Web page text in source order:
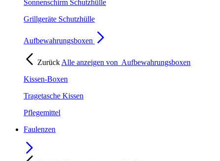
Sonnenschirm Schutzhülle
Grillgeräte Schutzhülle
Aufbewahrungsboxen
Zurück Alle anzeigen von Aufbewahrungsboxen
Kissen-Boxen
Tragetasche Kissen
Pflegemittel
Faulenzen